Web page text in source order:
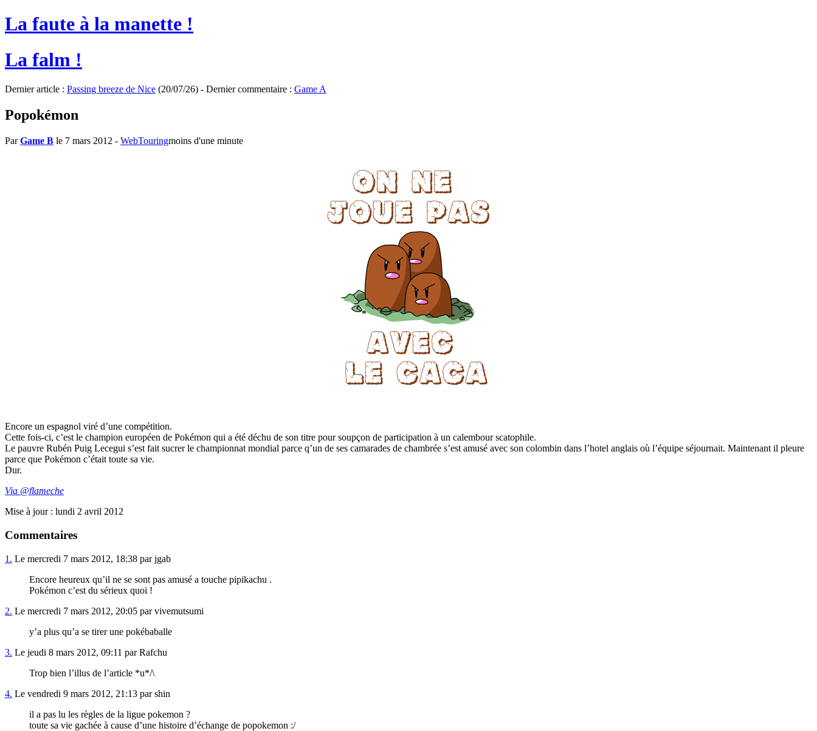
La faute à la manette !
La falm !
Dernier article : Passing breeze de Nice (20/07/26) - Dernier commentaire : Game A
Popokémon
ParGame B le 7 mars 2012 - WebTouringmoins d'une minute
Encore un espagnol viré d’une compétition.
Cette fois-ci, c’est le champion européen de Pokémon qui a été déchu de son titre pour soupçon de participation à un calembour scatophile.
Le pauvre Rubén Puig Lecegui s’est fait sucrer le championnat mondial parce q’un de ses camarades de chambrée s’est amusé avec son colombin dans l’hotel anglais où l’équipe séjournait. Maintenant il pleure
parce que Pokémon c’était toute sa vie.
Dur.
Via @flameche
Mise à jour : lundi 2 avril 2012
Commentaires
1. Le mercredi 7 mars 2012, 18:38 par jgab
Encore heureux qu’il ne se sont pas amusé a touche pipikachu .
Pokémon c’est du sérieux quoi !
2. Le mercredi 7 mars 2012, 20:05 par vivemutsumi
y’a plus qu’a se tirer une pokébaballe
3. Le jeudi 8 mars 2012, 09:11 par Rafchu
Trop bien l’illus de l’article *u*/\
4. Le vendredi 9 mars 2012, 21:13 par shin
il a pas lu les règles de la ligue pokemon ?
toute sa vie gachée à cause d’une histoire d’échange de popokemon :/